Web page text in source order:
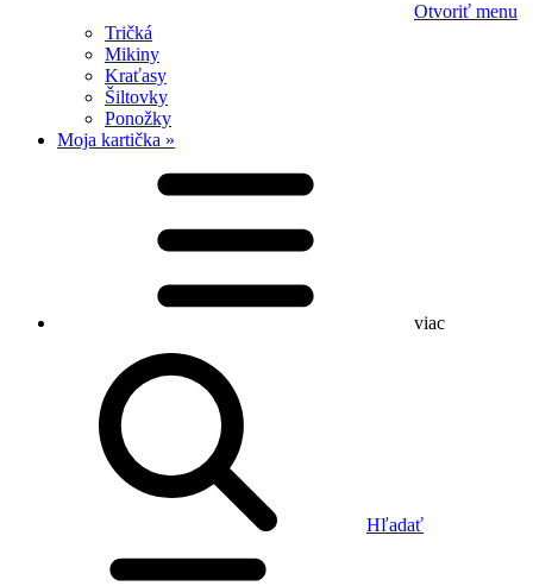
Otvoriť menu
Tričká
Mikiny
Kraťasy
Šiltovky
Ponožky
Moja kartička »
viac
Hľadať